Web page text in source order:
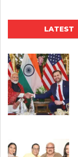
LATEST